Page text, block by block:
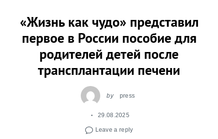
«Жизнь как чудо» представил
первое в России пособие для
родителей детей после
трансплантации печени
by press
29.08.2025
Leave a reply